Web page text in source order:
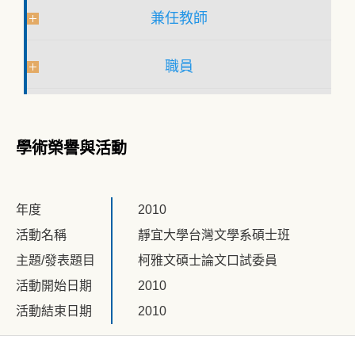
兼任教師
職員
學術榮譽與活動
年度
2010
活動名稱
靜宜大學台灣文學系碩士班
主題/發表題目
柯雅文碩士論文口試委員
活動開始日期
2010
活動結束日期
2010